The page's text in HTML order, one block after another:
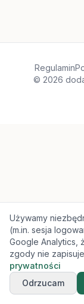
Regulamin
© 2026
Używamy
(m.in. sesja
Google Analytics,
zgody nie
prywatności
Odrzucam